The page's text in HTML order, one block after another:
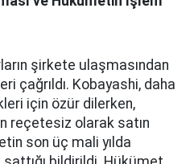
şirkete ulaşmasından
çağrıldı. Kobayashi, daha
için özür dilerken,
reçetesiz olarak satın
son üç mali yılda